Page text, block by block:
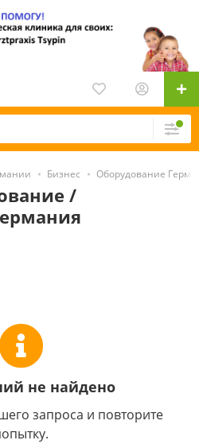
Бизнес Оборудование
/
не найдено
запроса и повторите